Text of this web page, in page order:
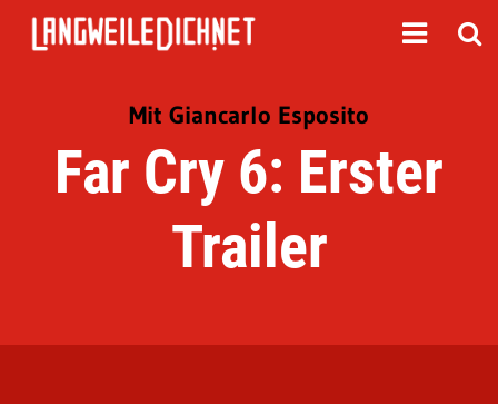
Mit Giancarlo Esposito
Far Cry 6: Erster
Trailer